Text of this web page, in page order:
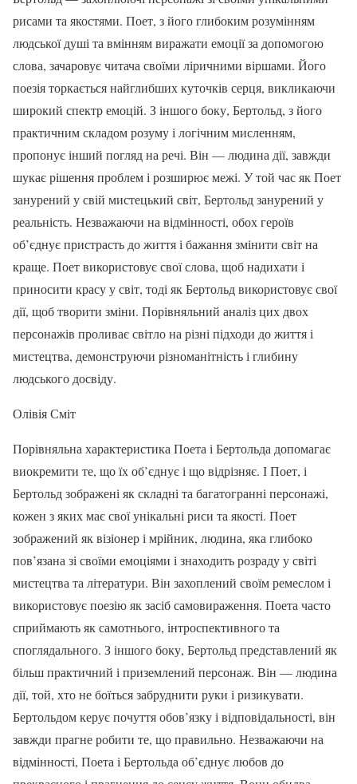
рисами та якостями. Поет, з його глибоким розумінням
людської душі та вмінням виражати емоції за допомогою
слова, зачаровує читача своїми ліричними віршами. Його
поезія торкається найглибших куточків серця, викликаючи
широкий спектр емоцій. З іншого боку, Бертольд, з його
практичним складом розуму і логічним мисленням,
пропонує інший погляд на речі. Він — людина дії, завжди
шукає рішення проблем і розширює межі. У той час як Поет
занурений у свій мистецький світ, Бертольд занурений у
реальність. Незважаючи на відмінності, обох героїв
об’єднує пристрасть до життя і бажання змінити світ на
краще. Поет використовує свої слова, щоб надихати і
приносити красу у світ, тоді як Бертольд використовує свої
дії, щоб творити зміни. Порівняльний аналіз цих двох
персонажів проливає світло на різні підходи до життя і
мистецтва, демонструючи різноманітність і глибину
людського досвіду.
Олівія Сміт
Порівняльна характеристика Поета і Бертольда допомагає
виокремити те, що їх об’єднує і що відрізняє. І Поет, і
Бертольд зображені як складні та багатогранні персонажі,
кожен з яких має свої унікальні риси та якості. Поет
зображений як візіонер і мрійник, людина, яка глибоко
пов’язана зі своїми емоціями і знаходить розраду у світі
мистецтва та літератури. Він захоплений своїм ремеслом і
використовує поезію як засіб самовираження. Поета часто
сприймають як самотнього, інтроспективного та
споглядального. З іншого боку, Бертольд представлений як
більш практичний і приземлений персонаж. Він — людина
дії, той, хто не боїться забруднити руки і ризикувати.
Бертольдом керує почуття обов’язку і відповідальності, він
завжди прагне робити те, що правильно. Незважаючи на
відмінності, Поета і Бертольда об’єднує любов до